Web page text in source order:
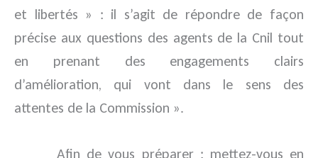
et libertés » : il s’agit de répondre de façon
précise aux questions des agents de la Cnil tout
en prenant des engagements clairs
d’amélioration, qui vont dans le sens des
attentes de la Commission ».
Afin de vous préparer : mettez-vous en